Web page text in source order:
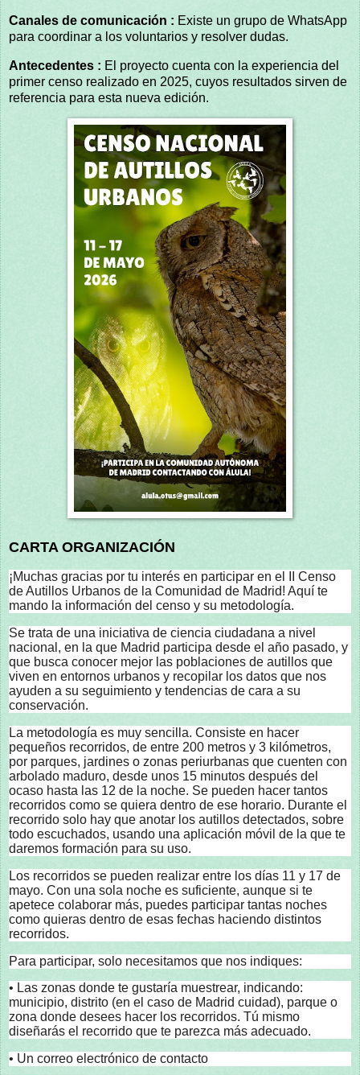
Canales de comunicación : Existe un grupo de WhatsApp
para coordinar a los voluntarios y resolver dudas.
Antecedentes : El proyecto cuenta con la experiencia del
primer censo realizado en 2025, cuyos resultados sirven de
referencia para esta nueva edición.
CARTA ORGANIZACIÓN
¡Muchas gracias por tu interés en participar en el II Censo
de Autillos Urbanos de la Comunidad de Madrid! Aquí te
mando la información del censo y su metodología.
Se trata de una iniciativa de ciencia ciudadana a nivel
nacional, en la que Madrid participa desde el año pasado, y
que busca conocer mejor las poblaciones de autillos que
viven en entornos urbanos y recopilar los datos que nos
ayuden a su seguimiento y tendencias de cara a su
conservación.
La metodología es muy sencilla. Consiste en hacer
pequeños recorridos, de entre 200 metros y 3 kilómetros,
por parques, jardines o zonas periurbanas que cuenten con
arbolado maduro, desde unos 15 minutos después del
ocaso hasta las 12 de la noche. Se pueden hacer tantos
recorridos como se quiera dentro de ese horario. Durante el
recorrido solo hay que anotar los autillos detectados, sobre
todo escuchados, usando una aplicación móvil de la que te
daremos formación para su uso.
Los recorridos se pueden realizar entre los días 11 y 17 de
mayo. Con una sola noche es suficiente, aunque si te
apetece colaborar más, puedes participar tantas noches
como quieras dentro de esas fechas haciendo distintos
recorridos.
Para participar, solo necesitamos que nos indiques:
• Las zonas donde te gustaría muestrear, indicando:
municipio, distrito (en el caso de Madrid cuidad), parque o
zona donde desees hacer los recorridos. Tú mismo
diseñarás el recorrido que te parezca más adecuado.
• Un correo electrónico de contacto